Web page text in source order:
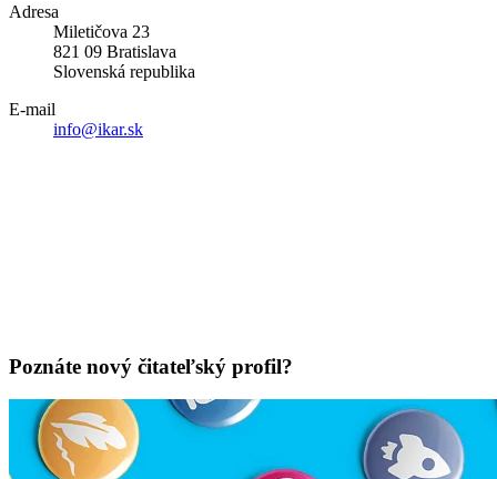
Adresa
Miletičova 23
821 09 Bratislava
Slovenská republika
E-mail
info@ikar.sk
Poznáte nový čitateľský profil?